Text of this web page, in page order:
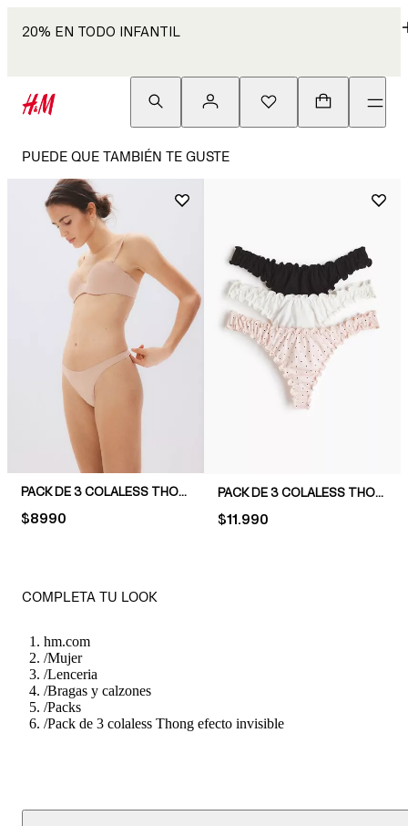
20% EN TODO INFANTIL
PUEDE QUE TAMBIÉN TE GUSTE
PACK DE 3 COLALESS THONG DE MICROFIBRA
PRICE:
$8990
PACK DE 3 COLALESS THONG CON RIBETE SOBREHILADO
PRICE:
$11.990
COMPLETA TU LOOK
hm.com
/Mujer
/Lenceria
/Bragas y calzones
/Packs
/Pack de 3 colaless Thong efecto invisible